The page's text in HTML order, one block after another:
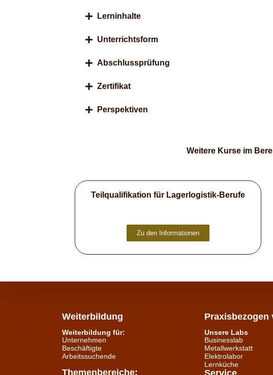
Lerninhalte
Unterrichtsform
Abschlussprüfung
Zertifikat
Perspektiven
Weitere Kurse im
Teilqualifikation für Lagerlogistik-Berufe
Zu den Informationen
Weiterbildung
Weiterbildung für:
Unternehmen
Beschäftigte
Arbeitssuchende
Themenbereiche:
Praxisbezogen
Unsere Labs
Businesslab
Metallwerkstatt
Elektrolabor
Lernküche
Service